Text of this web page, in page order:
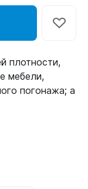
плотности,
мебели,
погонажа; а